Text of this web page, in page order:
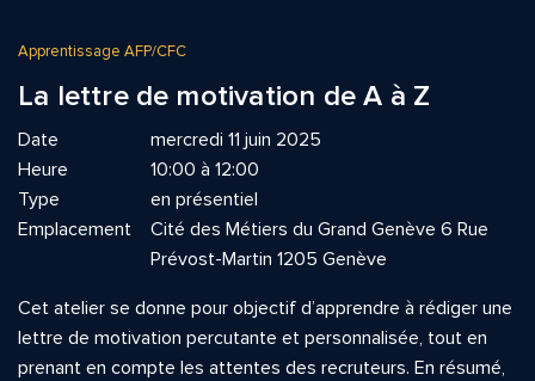
Apprentissage AFP/CFC
La lettre de motivation de A à Z
Date
mercredi 11 juin 2025
Heure
10:00 à 12:00
Type
en présentiel
Emplacement
Cité des Métiers du Grand Genève 6 Rue
Prévost-Martin 1205 Genève
Cet atelier se donne pour objectif d’apprendre à rédiger une
lettre de motivation percutante et personnalisée, tout en
prenant en compte les attentes des recruteurs. En résumé,